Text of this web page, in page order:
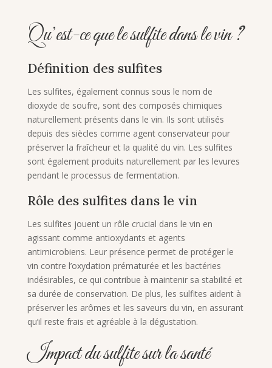
Qu’est-ce que le sulfite dans le vin ?
Définition des sulfites
Les sulfites, également connus sous le nom de
dioxyde de soufre, sont des composés chimiques
naturellement présents dans le vin. Ils sont utilisés
depuis des siècles comme agent conservateur pour
préserver la fraîcheur et la qualité du vin. Les sulfites
sont également produits naturellement par les levures
pendant le processus de fermentation.
Rôle des sulfites dans le vin
Les sulfites jouent un rôle crucial dans le vin en
agissant comme antioxydants et agents
antimicrobiens. Leur présence permet de protéger le
vin contre l’oxydation prématurée et les bactéries
indésirables, ce qui contribue à maintenir sa stabilité et
sa durée de conservation. De plus, les sulfites aident à
préserver les arômes et les saveurs du vin, en assurant
qu’il reste frais et agréable à la dégustation.
Impact du sulfite sur la santé